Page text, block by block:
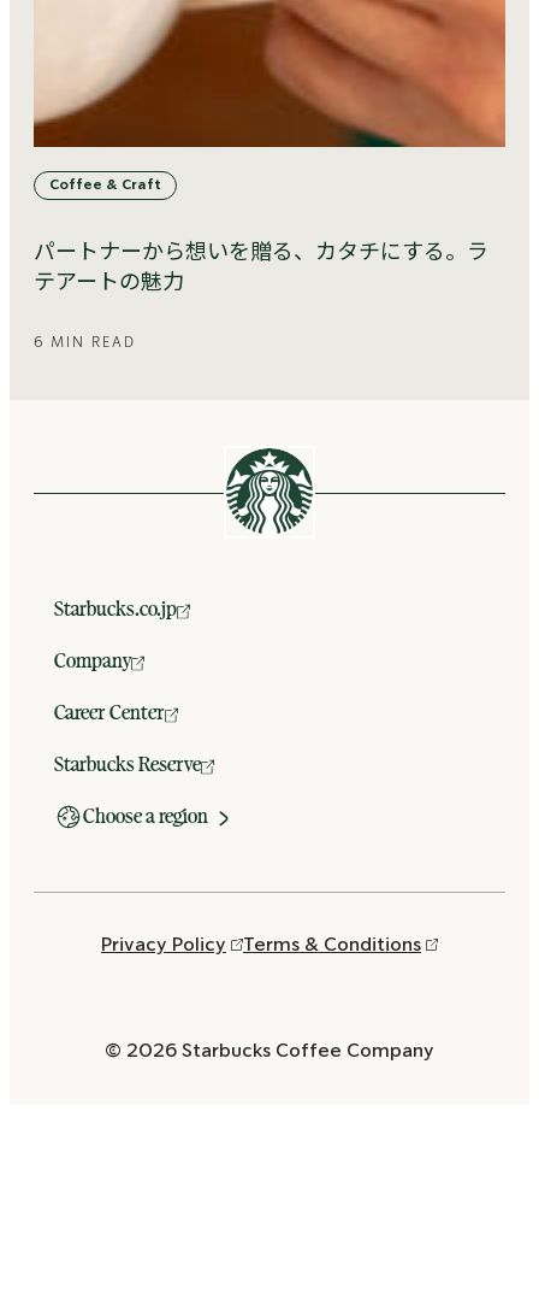
Coffee & Craft
パートナーから想いを贈る、カタチにする。ラ
テアートの魅力
6 MIN READ
Starbucks.co.jp
Company
Career Center
Starbucks Reserve
Choose a region
Privacy Policy Terms & Conditions
© 2026 Starbucks Coffee Company